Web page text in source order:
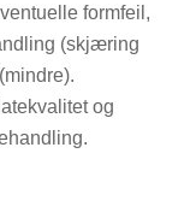
formfeil,
(skjæring
og